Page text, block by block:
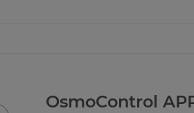
OsmoControl